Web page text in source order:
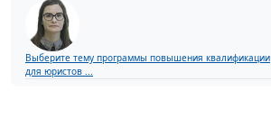
Выберите тему программы повышения квалификации
для юристов ...